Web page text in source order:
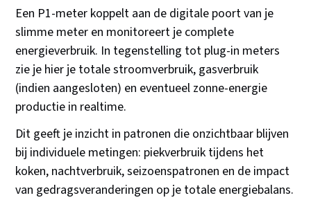
Een P1-meter koppelt aan de digitale poort van je
slimme meter en monitoreert je complete
energieverbruik. In tegenstelling tot plug-in meters
zie je hier je totale stroomverbruik, gasverbruik
(indien aangesloten) en eventueel zonne-energie
productie in realtime.
Dit geeft je inzicht in patronen die onzichtbaar blijven
bij individuele metingen: piekverbruik tijdens het
koken, nachtverbruik, seizoenspatronen en de impact
van gedragsveranderingen op je totale energiebalans.